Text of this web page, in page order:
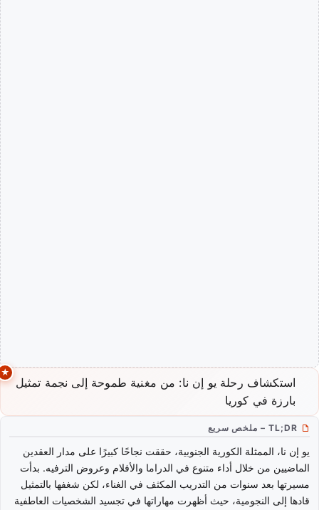
استكشاف رحلة يو إن نا: من مغنية طموحة إلى نجمة تمثيل
بارزة في كوريا
TL;DR – ملخص سريع
يو إن نا، الممثلة الكورية الجنوبية، حققت نجاحًا كبيرًا على مدار العقدين
الماضيين من خلال أداء متنوع في الدراما والأفلام وعروض الترفيه. بدأت
مسيرتها بعد سنوات من التدريب المكثف في الغناء، لكن شغفها بالتمثيل
قادها إلى النجومية، حيث أظهرت مهاراتها في تجسيد الشخصيات العاطفية